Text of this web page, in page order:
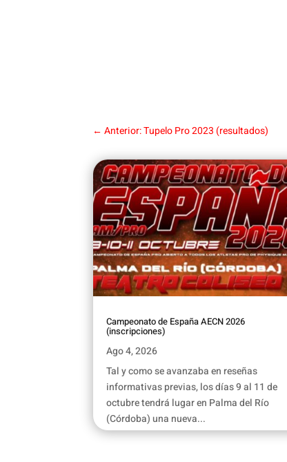
←Anterior: Tupelo Pro 2023 (resultados)
Campeonato de España AECN 2026
(inscripciones)
Ago 4, 2026
Tal y como se avanzaba en reseñas
informativas previas, los días 9 al 11 de
octubre tendrá lugar en Palma del Río
(Córdoba) una nueva...